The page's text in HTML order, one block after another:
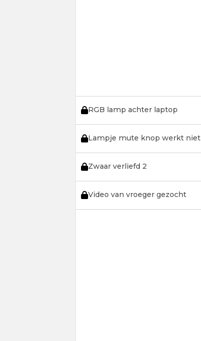
RGB lamp achter laptop
Lampje mute knop werkt niet
Zwaar verliefd 2
Video van vroeger gezocht